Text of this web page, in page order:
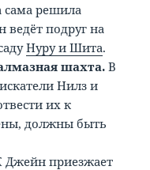
сама решила
ведёт подруг на
Нуру и Шита.
шахта. В
Нилз и
их к
должны быть
Джейн приезжает